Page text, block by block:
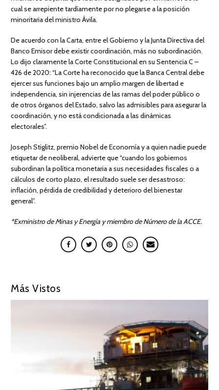
cual se arrepiente tardíamente por no plegarse a la posición
minoritaria del ministro Ávila.
De acuerdo con la Carta, entre el Gobierno y la Junta Directiva del
Banco Emisor debe existir coordinación, más no subordinación.
Lo dijo claramente la Corte Constitucional en su Sentencia C –
426 de 2020: “La Corte ha reconocido que la Banca Central debe
ejercer sus funciones bajo un amplio margen de libertad e
independencia, sin injerencias de las ramas del poder público o
de otros órganos del Estado, salvo las admisibles para asegurar la
coordinación, y no está condicionada a las dinámicas
electorales”.
Joseph Stiglitz, premio Nobel de Economía y a quien nadie puede
etiquetar de neoliberal, advierte que “cuando los gobiernos
subordinan la política monetaria a sus necesidades fiscales o a
cálculos de corto plazo, el resultado suele ser desastroso:
inflación, pérdida de credibilidad y deterioro del bienestar
general”.
*Exministro de Minas y Energía y miembro de Número de la ACCE.
Más Vistos